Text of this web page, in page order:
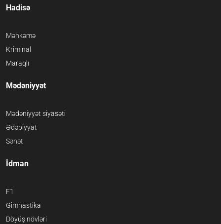
Hadisə
Məhkəmə
Kriminal
Maraqlı
Mədəniyyət
Mədəniyyət siyasəti
Ədəbiyyat
Sənət
İdman
F1
Gimnastika
Döyüş növləri